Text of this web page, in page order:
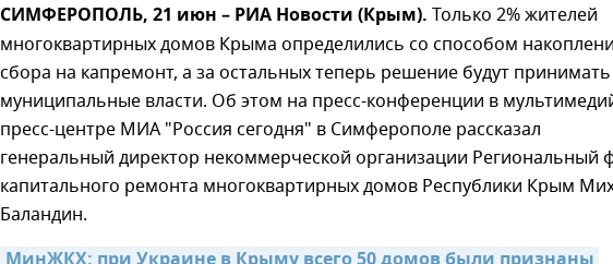
СИМФЕРОПОЛЬ, 21 июн – РИА Новости (Крым). Только 2% жителей
многоквартирных домов Крыма определились со способом
сбора на капремонт, а за остальных теперь решение будут принимать
муниципальные власти. Об этом на пресс-конференции в
пресс-центре МИА "Россия сегодня" в Симферополе рассказал
генеральный директор некоммерческой организации Региональный
капитального ремонта многоквартирных домов Республики Крым
Баландин.